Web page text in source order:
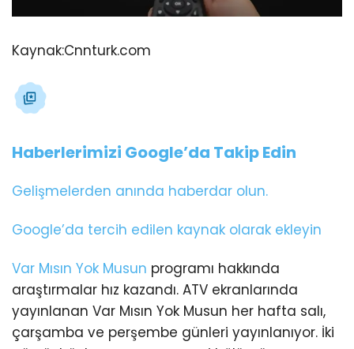
Kaynak:Cnnturk.com
Haberlerimizi Google’da Takip Edin
Gelişmelerden anında haberdar olun.
Google’da tercih edilen kaynak olarak ekleyin
Var Mısın Yok Musun programı hakkında
araştırmalar hız kazandı. ATV ekranlarında
yayınlanan Var Mısın Yok Musun her hafta salı,
çarşamba ve perşembe günleri yayınlanıyor. İki